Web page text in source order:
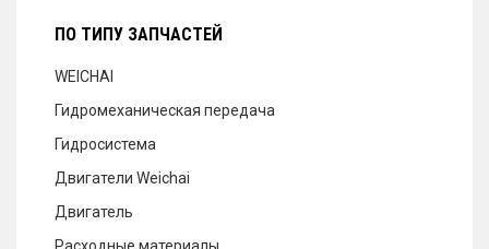
ПО ТИПУ ЗАПЧАСТЕЙ
WEICHAI
Гидромеханическая передача
Гидросистема
Двигатели Weichai
Двигатель